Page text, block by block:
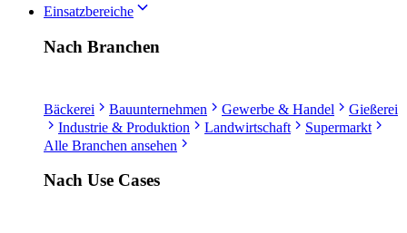
Einsatzbereiche
Nach Branchen
Bäckerei Bauunternehmen Gewerbe & Handel
Gießerei
Industrie & Produktion
Landwirtschaft
Supermarkt
Alle Branchen ansehen
Nach Use Cases